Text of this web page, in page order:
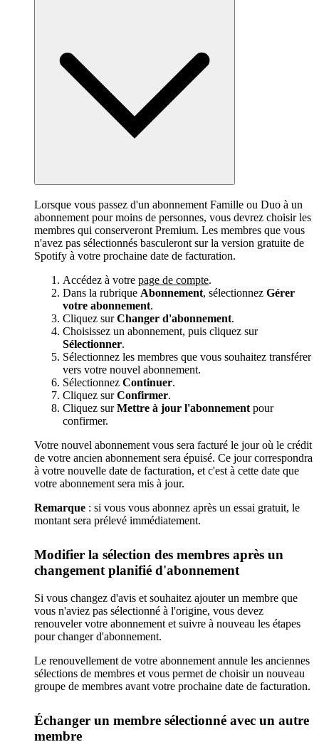
Lorsque vous passez d'un abonnement Famille ou Duo à un
abonnement pour moins de personnes, vous devrez choisir les
membres qui conserveront Premium. Les membres que vous
n'avez pas sélectionnés basculeront sur la version gratuite de
Spotify à votre prochaine date de facturation.
Accédez à votre page de compte.
Dans la rubrique Abonnement, sélectionnez Gérer
votre abonnement.
Cliquez surChanger d'abonnement.
Choisissez un abonnement, puis cliquez sur
Sélectionner.
Sélectionnez les membres que vous souhaitez transférer
vers votre nouvel abonnement.
Sélectionnez Continuer.
Cliquez surConfirmer.
Cliquez surMettre à jour l'abonnement pour
confirmer.
Votre nouvel abonnement vous sera facturé le jour où le crédit
de votre ancien abonnement sera épuisé. Ce jour correspondra
à votre nouvelle date de facturation, et c'est à cette date que
votre abonnement sera mis à jour.
Remarque : si vous vous abonnez après un essai gratuit, le
montant sera prélevé immédiatement.
Modifier la sélection des membres après un
changement planifié d'abonnement
Si vous changez d'avis et souhaitez ajouter un membre que
vous n'aviez pas sélectionné à l'origine, vous devez
renouveler votre abonnement et suivre à nouveau les étapes
pour changer d'abonnement.
Le renouvellement de votre abonnement annule les anciennes
sélections de membres et vous permet de choisir un nouveau
groupe de membres avant votre prochaine date de facturation.
Échanger un membre sélectionné avec un autre
membre